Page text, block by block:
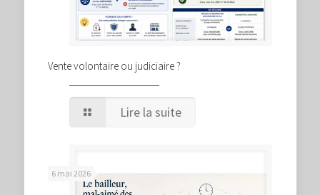
Vente volontaire ou judiciaire ?
Lire la suite
6 mai 2026